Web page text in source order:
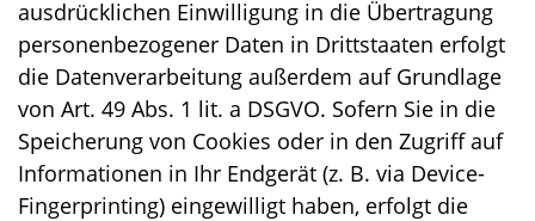
ausdrücklichen Einwilligung in die Übertragung
personenbezogener Daten in Drittstaaten erfolgt
die Datenverarbeitung außerdem auf Grundlage
von Art. 49 Abs. 1 lit. a DSGVO. Sofern Sie in die
Speicherung von Cookies oder in den Zugriff auf
Informationen in Ihr Endgerät (z. B. via Device-
Fingerprinting) eingewilligt haben, erfolgt die